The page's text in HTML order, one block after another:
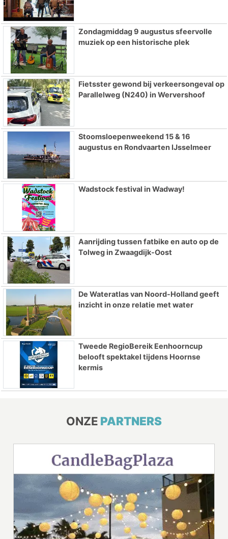
Zondagmiddag 9 augustus sfeervolle
muziek op een historische plek
Fietsster gewond bij verkeersongeval op
Parallelweg (N240) in Wervershoof
Stoomsloepenweekend 15 & 16
augustus en Rondvaarten IJsselmeer
Wadstock festival in Wadway!
Aanrijding tussen fatbike en auto op de
Tolweg in Zwaagdijk-Oost
De Wateratlas van Noord-Holland geeft
inzicht in onze relatie met water
Tweede RegioBereik Eenhoorncup
belooft spektakel tijdens Hoornse
kermis
ONZE PARTNERS